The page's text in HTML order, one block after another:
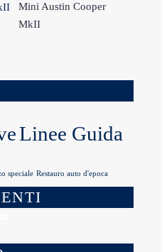
Mini Austin Cooper
MkII
Linee Guida
speciale Restauro auto d'epoca